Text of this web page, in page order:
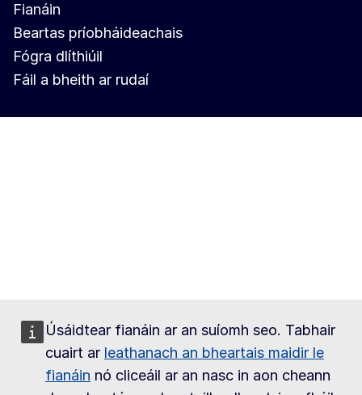
Úsáidtear fianáin ar an suíomh seo. Tabhair
cuairt ar leathanach an bheartais maidir le
fianáin nó cliceáil ar an nasc in aon cheann
Fianáin
Beartas príobháideachais
Fógra dlíthiúil
Fáil a bheith ar rudaí